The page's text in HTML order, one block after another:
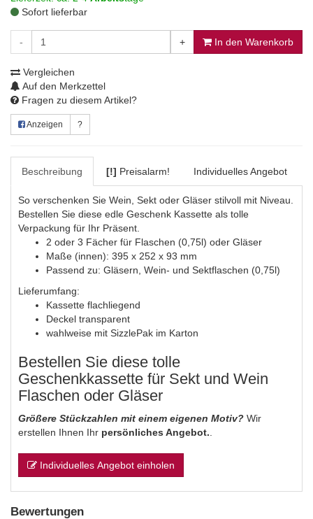
Sofort lieferbar
- + In den Warenkorb
Vergleichen
Auf den Merkzettel
Fragen zu diesem Artikel?
Anzeigen ?
Beschreibung [!] Preisalarm! Individuelles Angebot
So verschenken Sie Wein, Sekt oder Gläser stilvoll mit Niveau.
Bestellen Sie diese edle Geschenk Kassette als tolle
Verpackung für Ihr Präsent.
2 oder 3 Fächer für Flaschen (0,75l) oder Gläser
Maße (innen): 395 x 252 x 93 mm
Passend zu: Gläsern, Wein- und Sektflaschen (0,75l)
Lieferumfang:
Kassette flachliegend
Deckel transparent
wahlweise mit SizzlePak im Karton
Bestellen Sie diese tolle
Geschenkkassette für Sekt und Wein
Flaschen oder Gläser
Größere Stückzahlen mit einem eigenen Motiv? Wir
erstellen Ihnen Ihr persönliches Angebot.
Individuelles Angebot einholen
Bewertungen